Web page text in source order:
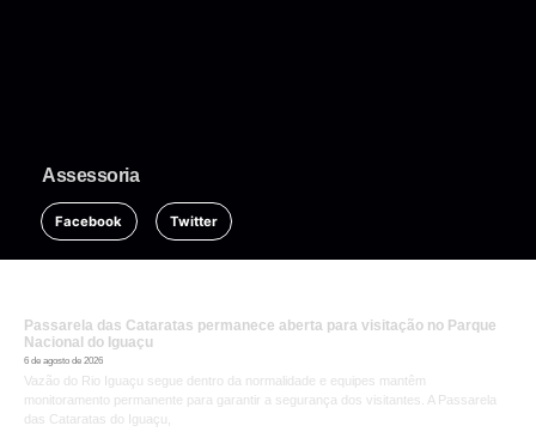
Assessoria
Facebook Twitter
Passarela das Cataratas permanece aberta para visitação no Parque
Nacional do Iguaçu
6 de agosto de 2026
Vazão do Rio Iguaçu segue dentro da normalidade e equipes mantêm
monitoramento permanente para garantir a segurança dos visitantes. A Passarela
das Cataratas do Iguaçu,